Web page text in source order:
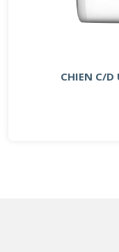
CHIEN C/D